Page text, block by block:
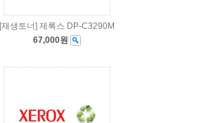
[재생토너] 제록스 DP-C3290M
67,000원